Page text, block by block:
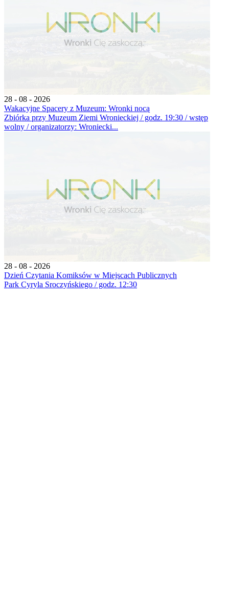
28 - 08 - 2026
Wakacyjne Spacery z Muzeum: Wronki nocą
Zbiórka przy Muzeum Ziemi Wronieckiej / godz. 19:30 / wstęp
wolny / organizatorzy: Wroniecki...
28 - 08 - 2026
Dzień Czytania Komiksów w Miejscach Publicznych
Park Cyryla Sroczyńskiego / godz. 12:30